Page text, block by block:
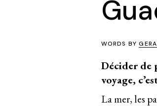
WORDS BY
Décider de
voyage,
La mer, les